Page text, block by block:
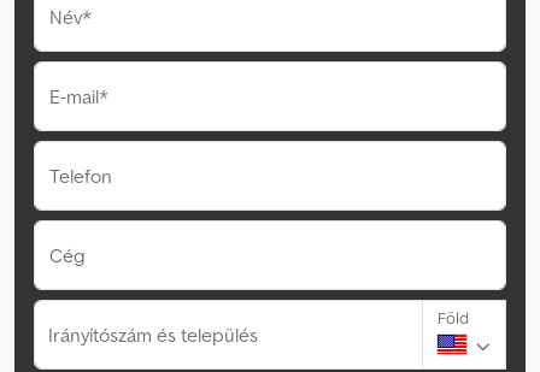
Név*
E-mail*
Telefon
Cég
Irányítószám és település
Föld